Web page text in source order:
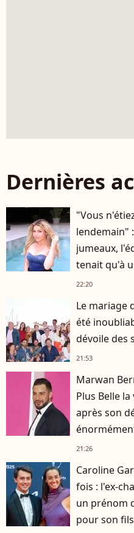
Dernières
"Vous
lendemain"
jumeaux,
tenait qu'à
22:20
Le mariage
été
dévoile des
21:53
Marwan
Plus Belle
après son
21:26
Caroline
fois : l'ex-
un prénom
pour son fils